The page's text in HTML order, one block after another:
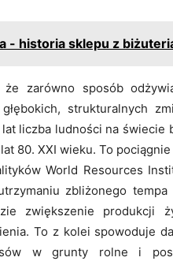
- historia sklepu z
zarówno sposób
strukturalnych
liczba ludności na świecie
80. XXI wieku. To
World Resources
zbliżonego
zwiększenie
To z kolei spowoduje
w grunty rolne i